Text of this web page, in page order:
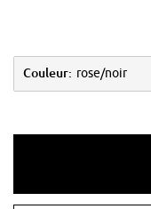
Couleur: rose/noir